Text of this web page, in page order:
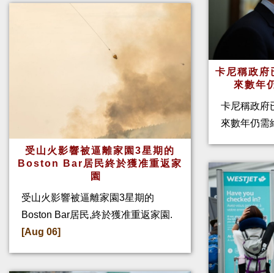
受山火影響被逼離家園3星期的
Boston Bar居民終於獲准重返家
園
受山火影響被逼離家園3星期的
Boston Bar居民,終於獲准重返家園.
[Aug 06]
卡尼稱政府
來數年
卡尼稱政府
來數年仍需